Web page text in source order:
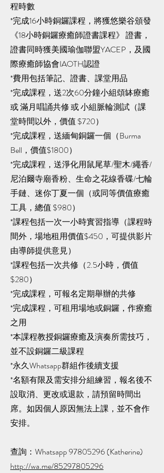
程時數
*完成16小時銅鑼課程，將獲悠樂谷頒發
《18小時銅鑼療癒師證書課程》 證書，
證書同時獲美國瑜伽聯盟YACEP，及國
際療癒師協會IAOTH認證
*費用包括筆記、證書、課堂用品
*完成課程，送2次60分鐘小組頌缽療癒
或 滿月唱誦共修 或 小組脈輪測試（課
堂時間以外，價值 $720）
*完成課程，送緬甸銅鑼一個（Burma
Bell，價值$1800）
*完成課程，送淨化用鼠尾草/聖木/繩香/
尼泊爾寺廟香粉、生命之花線香碟/七輪
手鏈、迷你丁夏一個（或同等價值療癒
工具，總值 $980）
*課程包括一次一小時實習指導（課程時
間外，場地租用價值$450，可提供影片
由導師提供意見）
*課程包括一次共修（2.5小時，價值
$280）
*完成課程，可報名定期舉辦的共修
*完成課程，可租用場地或銅鑼，作療癒
之用
*本課程教授銅鑼療癒及演奏所需技巧，
並不設銅鑼二級課程
*永久Whatsapp群組作後續支援
*名額有限及需安排分組練習，報名後不
設取消、更改或退款，請預留時間出
席。如因個人原因無法上課，並不會作
安排。
查詢：Whatsapp 97805296 (Katherine)
http://wa.me/85297805296